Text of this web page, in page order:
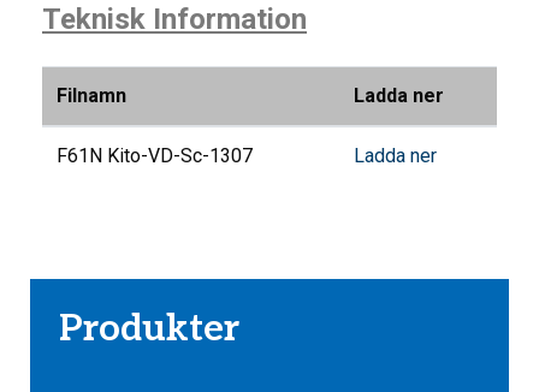
Teknisk Information
Filnamn Ladda ner
F61N Kito-VD-Sc-1307 Ladda ner
Produkter